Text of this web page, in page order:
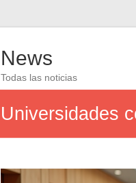
News
Todas las noticias
Universidades